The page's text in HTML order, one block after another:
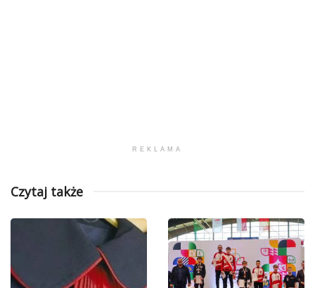
REKLAMA
Czytaj także